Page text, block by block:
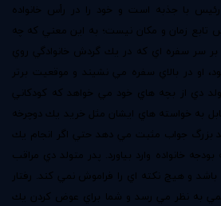
رئيس با جذبه است و خود را در رأس خانواده
زمان و مكان نيست؛ به اين معني كه چه
بر سر سفره اي كه در يك گردش خانوادگي روي
او در بالاي سفره مي نشيند و موقعيت برتر
دي از بچه هاي خود مي خواهد كه كودكاني
به خواسته هاي ايشان مثل خريد يك دوچرخه
بزرگ جواب مثبت مي دهد حتي اگر انجام يك
خانواده وارد بياورد. پدر متولد دي مراقب
باشد و هيچ نكته اي را فراموش نمي كند. رفتار
به نظر مي رسد و شما براي عوض كردن يك